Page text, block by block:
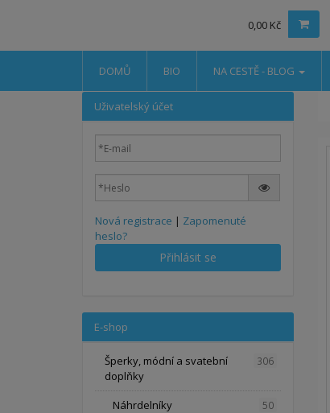
0,00 Kč
DOMŮ BIO NA CESTĚ - BLOG
Uživatelský účet
Nová registrace | Zapomenuté
heslo?
Přihlásit se
E-shop
Šperky, módní a svatební
doplňky
306
Náhrdelníky 50